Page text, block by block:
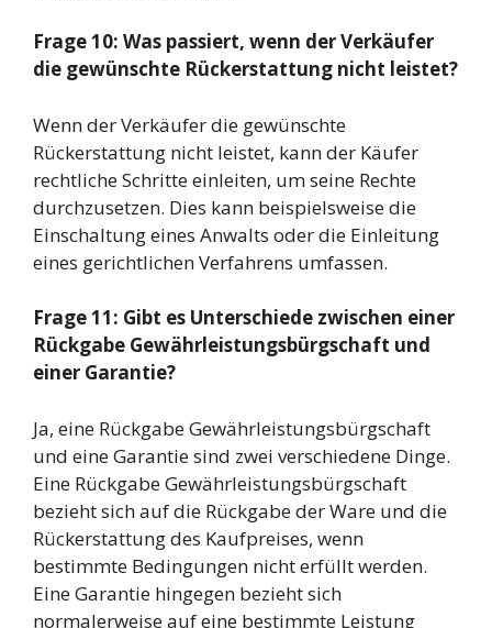
Frage 10: Was passiert, wenn der Verkäufer
die gewünschte Rückerstattung nicht leistet?
Wenn der Verkäufer die gewünschte
Rückerstattung nicht leistet, kann der Käufer
rechtliche Schritte einleiten, um seine Rechte
durchzusetzen. Dies kann beispielsweise die
Einschaltung eines Anwalts oder die Einleitung
eines gerichtlichen Verfahrens umfassen.
Frage 11: Gibt es Unterschiede zwischen einer
Rückgabe Gewährleistungsbürgschaft und
einer Garantie?
Ja, eine Rückgabe Gewährleistungsbürgschaft
und eine Garantie sind zwei verschiedene Dinge.
Eine Rückgabe Gewährleistungsbürgschaft
bezieht sich auf die Rückgabe der Ware und die
Rückerstattung des Kaufpreises, wenn
bestimmte Bedingungen nicht erfüllt werden.
Eine Garantie hingegen bezieht sich
normalerweise auf eine bestimmte Leistung